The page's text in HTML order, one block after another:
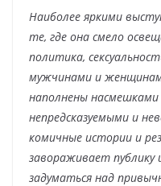
Наиболее яркими
те, где она смело
политика,
мужчинами и
наполнены
непредсказуемыми и
комичные истории и
завораживает публику
задуматься над